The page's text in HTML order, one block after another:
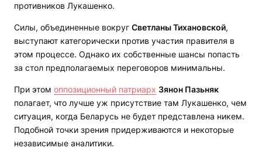
противников Лукашенко.
Силы, объединенные вокруг Светланы Тихановской,
выступают категорически против участия правителя в
этом процессе. Однако их собственные шансы попасть
за стол предполагаемых переговоров минимальны.
При этом оппозиционный патриарх Зянон Пазьняк
полагает, что лучше уж присутствие там Лукашенко, чем
ситуация, когда Беларусь не будет представлена никем.
Подобной точки зрения придерживаются и некоторые
независимые аналитики.